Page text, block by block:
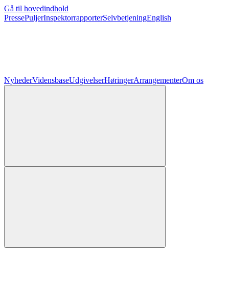
Gå til hovedindhold
PressePuljerInspektorrapporterSelvbetjeningEnglish
NyhederVidensbaseUdgivelserHøringerArrangementerOm os